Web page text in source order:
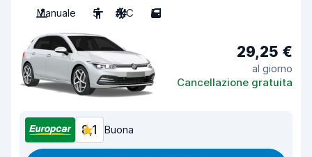
Manuale
5 A/C 5
29,25 €
al giorno
Cancellazione gratuita
8,1 Buona